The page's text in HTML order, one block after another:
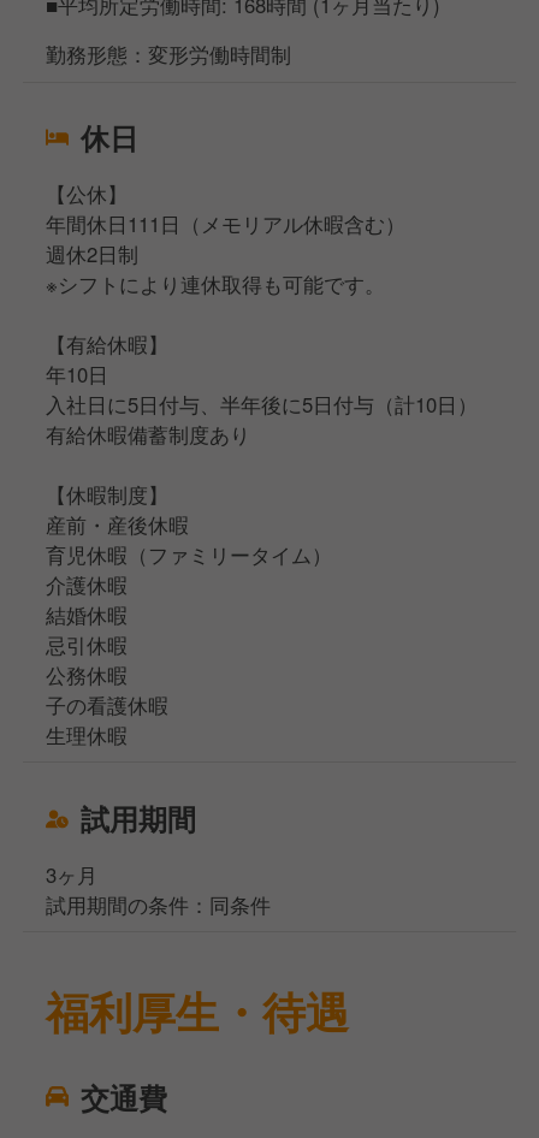
勤務形態：変形労働時間制
休日
【公休】
年間休日111日（メモリアル休暇含む）
週休2日制
※シフトにより連休取得も可能です。
【有給休暇】
年10日
入社日に5日付与、半年後に5日付与（計10日）
有給休暇備蓄制度あり
【休暇制度】
産前・産後休暇
育児休暇（ファミリータイム）
介護休暇
結婚休暇
忌引休暇
公務休暇
子の看護休暇
生理休暇
試用期間
3ヶ月
試用期間の条件：同条件
福利厚生・待遇
交通費